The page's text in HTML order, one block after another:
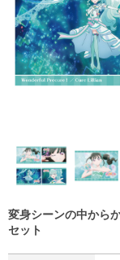
変身シーンの中から
セット